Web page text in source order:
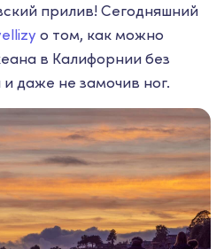
прилив! Сегодняшний
о том, как можно
в Калифорнии без
даже не замочив ног.